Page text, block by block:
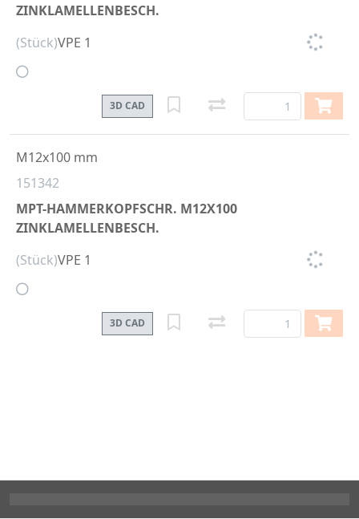
ZINKLAMELLENBESCH.
(Stück)VPE 1
3D CAD
151342
MPT-HAMMERKOPFSCHR. M12X100
ZINKLAMELLENBESCH.
M12x100 mm
(Stück)VPE 1
3D CAD